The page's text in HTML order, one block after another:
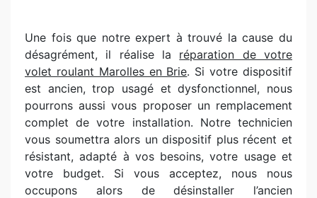
Une fois que notre expert à trouvé la cause du
désagrément, il réalise la réparation de votre
volet roulant Marolles en Brie. Si votre dispositif
est ancien, trop usagé et dysfonctionnel, nous
pourrons aussi vous proposer un remplacement
complet de votre installation. Notre technicien
vous soumettra alors un dispositif plus récent et
résistant, adapté à vos besoins, votre usage et
votre budget. Si vous acceptez, nous nous
occupons alors de désinstaller l’ancien